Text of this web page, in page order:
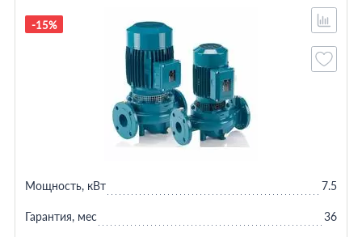
-15%
Мощность, кВт 7.5
Гарантия, мес 36